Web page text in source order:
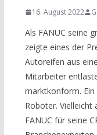
16. August 2022
Als FANUC seine
zeigte eines der
Autoreifen aus
Mitarbeiter
marktkonform. Ein
Roboter. Vielleicht
FANUC für seine